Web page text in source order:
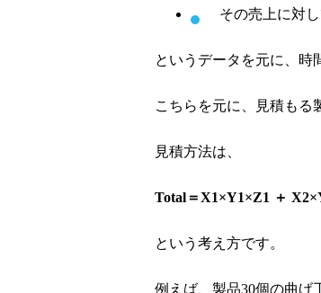
その売上に対し
というデータを元に、時
こちらを元に、見積もる
見積方法は、
Total＝X1×Y1×Z1 ＋
という考え方です。
例えば、製品30個の曲げ